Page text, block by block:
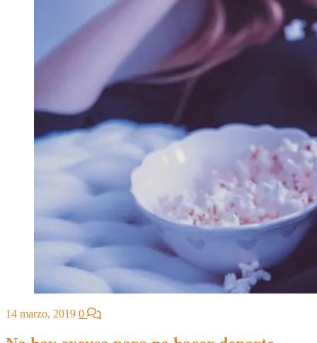
14 marzo, 2019 0